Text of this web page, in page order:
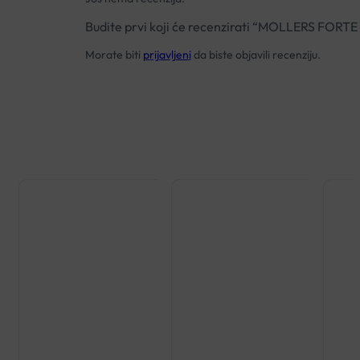
Budite prvi koji će recenzirati “MOLLERS
Morate biti prijavljeni da biste objavili recenziju.